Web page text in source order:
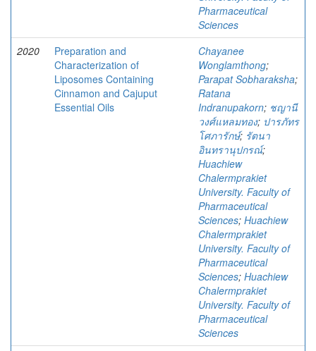
Pharmaceutical
Sciences
2020
Preparation and
Characterization of
Liposomes Containing
Cinnamon and Cajuput
Essential Oils
Chayanee
Wonglamthong;
Parapat Sobharaksha;
Ratana
Indranupakorn; ชญานี
วงศ์แหลมทอง; ปารภัทร
โศภารักษ์; รัตนา
อินทรานุปกรณ์;
Huachiew
Chalermprakiet
University. Faculty of
Pharmaceutical
Sciences; Huachiew
Chalermprakiet
University. Faculty of
Pharmaceutical
Sciences; Huachiew
Chalermprakiet
University. Faculty of
Pharmaceutical
Sciences